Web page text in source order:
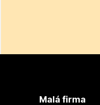
Malá firma